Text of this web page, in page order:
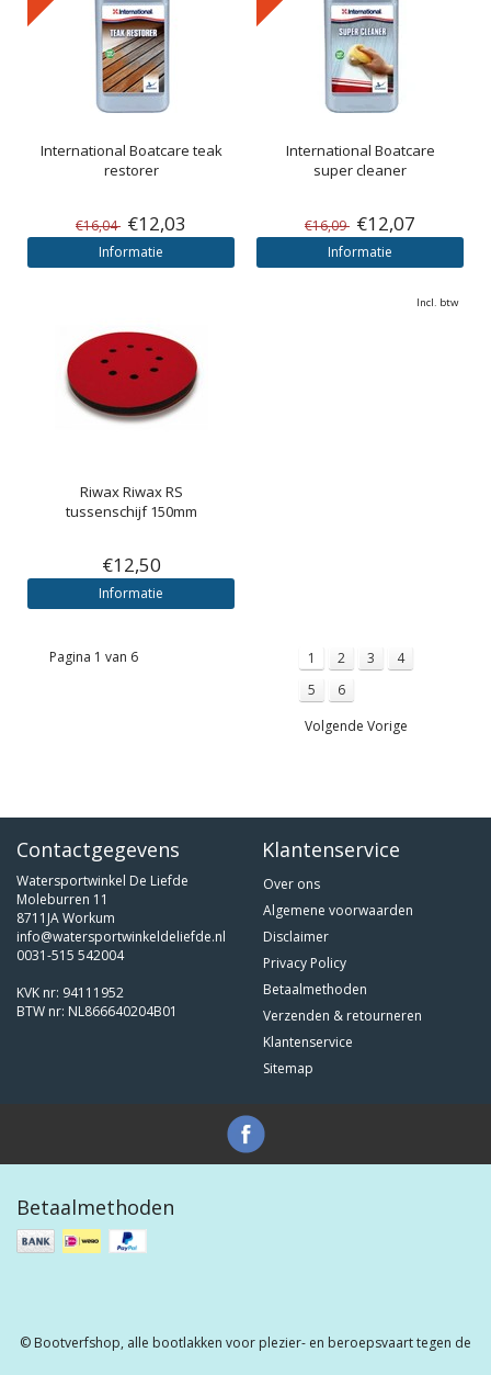
International Boatcare teak
restorer
€16,04 €12,03
Informatie
International Boatcare
super cleaner
€16,09 €12,07
Informatie
RiwaxRiwax RS
tussenschijf 150mm
€12,50
Informatie
Incl. btw
Pagina 1 van 6 1 2 3
4
5
6
Volgende Vorige
Contactgegevens
Watersportwinkel De Liefde
Moleburren 11
8711JA Workum
info@watersportwinkeldeliefde.nl
0031-515 542004
KVK nr: 94111952
BTW nr: NL866640204B01
Klantenservice
Over ons
Algemene voorwaarden
Disclaimer
Privacy Policy
Betaalmethoden
Verzenden & retourneren
Klantenservice
Sitemap
Betaalmethoden
© Bootverfshop, alle bootlakken voor plezier- en beroepsvaart tegen de